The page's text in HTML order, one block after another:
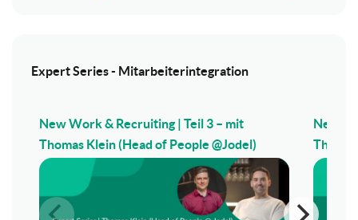
Expert Series - Mitarbeiterintegration
New Work & Recruiting | Teil 3 – mit
Thomas Klein (Head of People @Jodel)
New